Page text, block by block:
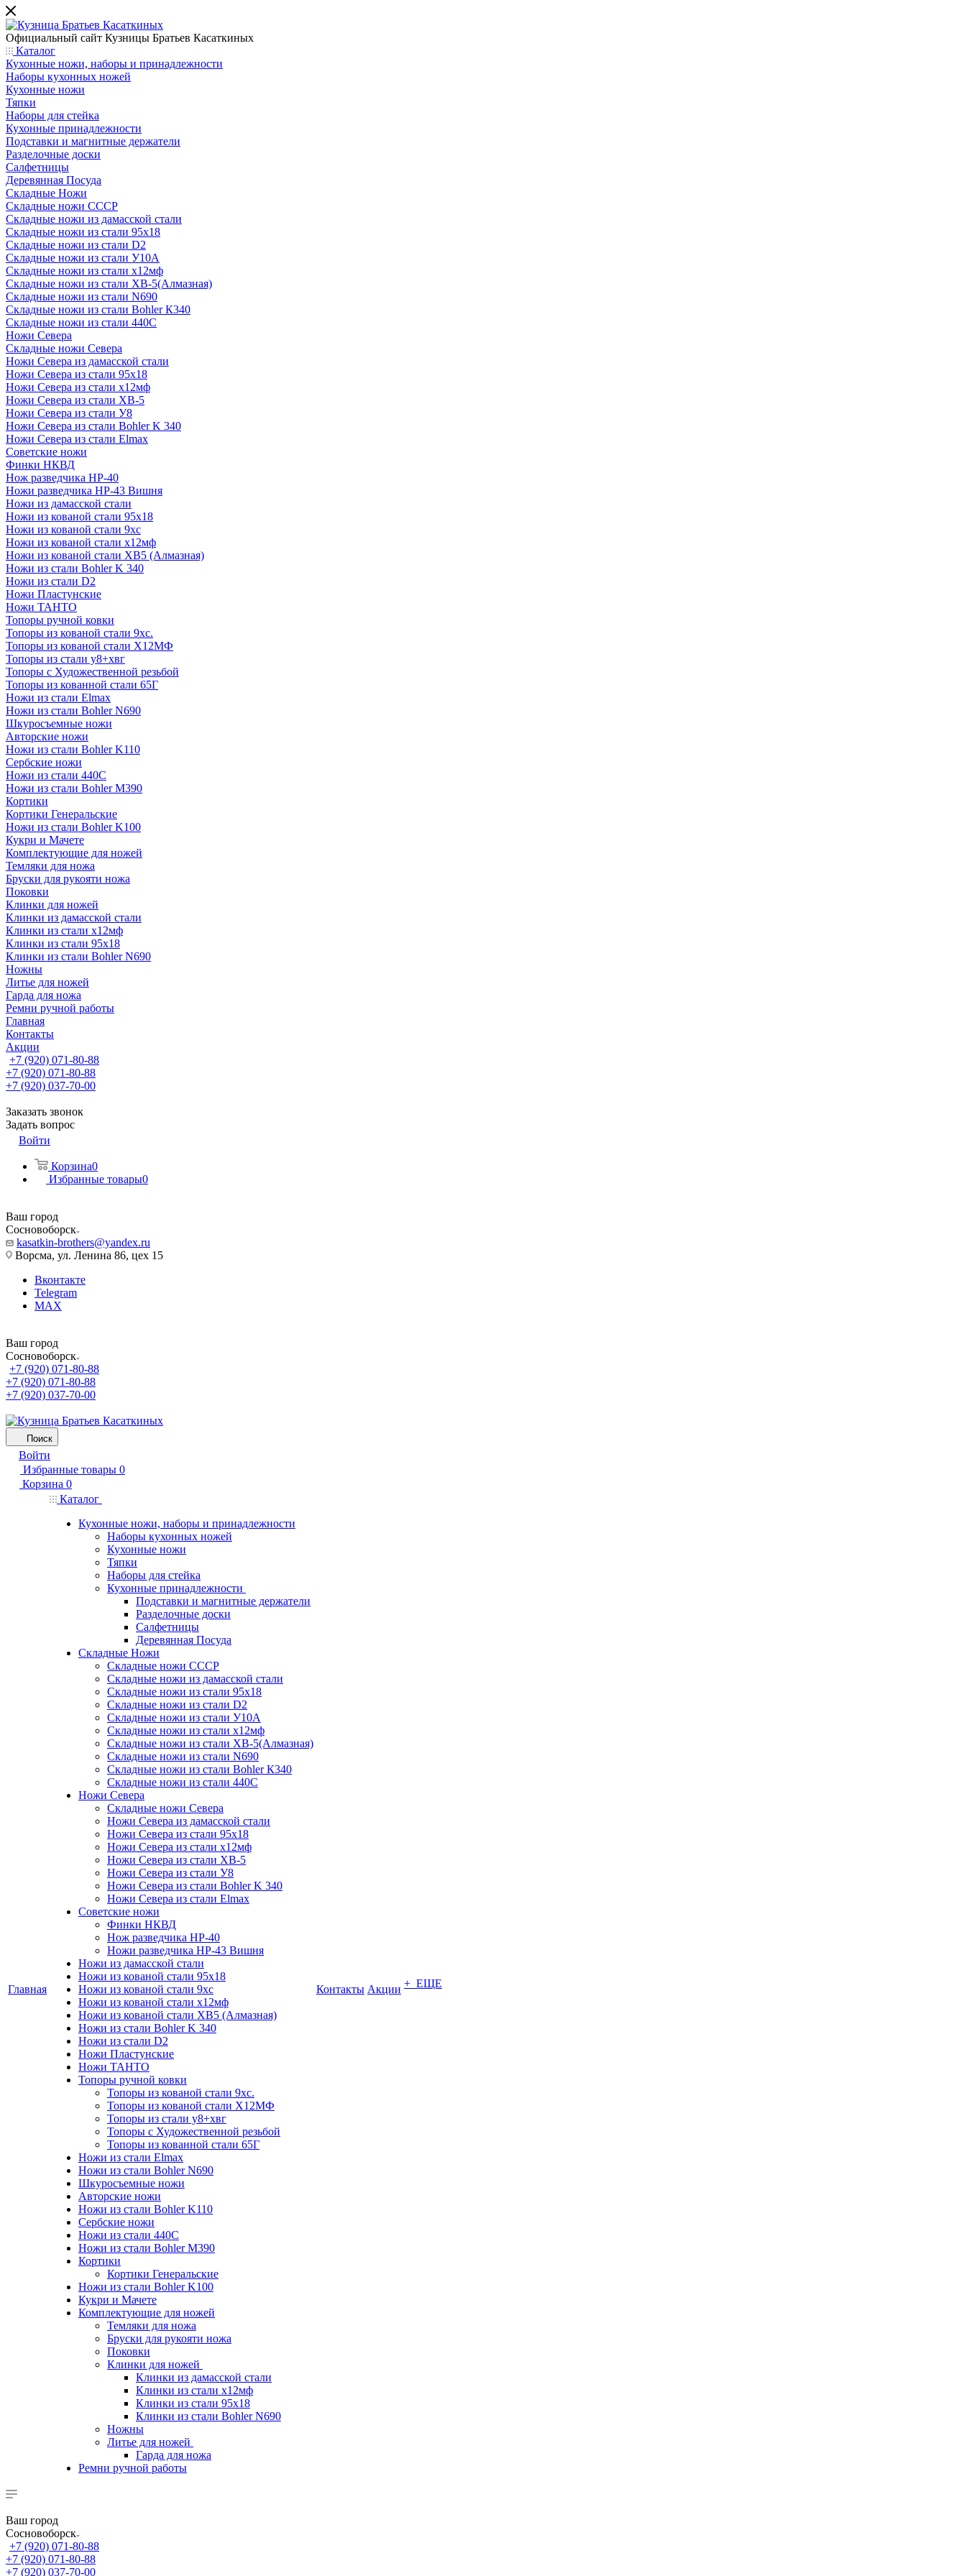
Официальный сайт Кузницы Братьев Касаткиных
Каталог
Кухонные ножи, наборы и принадлежности
Наборы кухонных ножей
Кухонные ножи
Тяпки
Наборы для стейка
Кухонные принадлежности
Подставки и магнитные держатели
Разделочные доски
Салфетницы
Деревянная Посуда
Складные Ножи
Cкладные ножи СССР
Складные ножи из дамасской стали
Складные ножи из стали 95х18
Складные ножи из стали D2
Складные ножи из стали У10А
Складные ножи из стали х12мф
Складные ножи из стали ХВ-5(Алмазная)
Складные ножи из стали N690
Складные ножи из стали Bohler К340
Складные ножи из стали 440С
Ножи Севера
Складные ножи Севера
Ножи Севера из дамасской стали
Ножи Севера из стали 95х18
Ножи Севера из стали х12мф
Ножи Севера из стали ХВ-5
Ножи Севера из стали У8
Ножи Севера из стали Bohler K 340
Ножи Севера из стали Elmax
Советские ножи
Финки НКВД
Нож разведчика НР-40
Ножи разведчика НР-43 Вишня
Ножи из дамасской стали
Ножи из кованой стали 95х18
Ножи из кованой стали 9хс
Ножи из кованой стали х12мф
Ножи из кованой стали ХВ5 (Алмазная)
Ножи из стали Bohler K 340
Ножи из стали D2
Ножи Пластунские
Ножи ТАНТО
Топоры ручной ковки
Топоры из кованой стали 9хс.
Топоры из кованой стали Х12МФ
Топоры из стали у8+хвг
Топоры с Художественной резьбой
Топоры из кованной стали 65Г
Ножи из стали Elmax
Ножи из стали Bohler N690
Шкуросъемные ножи
Авторские ножи
Ножи из стали Bohler K110
Сербские ножи
Ножи из стали 440С
Ножи из стали Bohler M390
Кортики
Кортики Генеральские
Ножи из стали Bohler K100
Кукри и Мачете
Комплектующие для ножей
Темляки для ножа
Бруски для рукояти ножа
Поковки
Клинки для ножей
Клинки из дамасской стали
Клинки из стали х12мф
Клинки из стали 95х18
Клинки из стали Bohler N690
Ножны
Литье для ножей
Гарда для ножа
Ремни ручной работы
Главная
Контакты
Акции
+7 (920) 071-80-88
+7 (920) 071-80-88
+7 (920) 037-70-00
Заказать звонок
Задать вопрос
Войти
Корзина0
Избранные товары0
Ваш город
Сосновоборск
kasatkin-brothers@yandex.ru
Ворсма, ул. Ленина 86, цех 15
Вконтакте
Telegram
MAX
Ваш город
Сосновоборск
+7 (920) 071-80-88
+7 (920) 071-80-88
+7 (920) 037-70-00
Поиск
Войти
Избранные товары 0
Корзина 0
Главная
Каталог
Кухонные ножи, наборы и принадлежности
Наборы кухонных ножей
Кухонные ножи
Тяпки
Наборы для стейка
Кухонные принадлежности
Подставки и магнитные держатели
Разделочные доски
Салфетницы
Деревянная Посуда
Складные Ножи
Cкладные ножи СССР
Складные ножи из дамасской стали
Складные ножи из стали 95х18
Складные ножи из стали D2
Складные ножи из стали У10А
Складные ножи из стали х12мф
Складные ножи из стали ХВ-5(Алмазная)
Складные ножи из стали N690
Складные ножи из стали Bohler К340
Складные ножи из стали 440С
Ножи Севера
Складные ножи Севера
Ножи Севера из дамасской стали
Ножи Севера из стали 95х18
Ножи Севера из стали х12мф
Ножи Севера из стали ХВ-5
Ножи Севера из стали У8
Ножи Севера из стали Bohler K 340
Ножи Севера из стали Elmax
Советские ножи
Финки НКВД
Нож разведчика НР-40
Ножи разведчика НР-43 Вишня
Ножи из дамасской стали
Ножи из кованой стали 95х18
Ножи из кованой стали 9хс
Ножи из кованой стали х12мф
Ножи из кованой стали ХВ5 (Алмазная)
Ножи из стали Bohler K 340
Ножи из стали D2
Ножи Пластунские
Ножи ТАНТО
Топоры ручной ковки
Топоры из кованой стали 9хс.
Топоры из кованой стали Х12МФ
Топоры из стали у8+хвг
Топоры с Художественной резьбой
Топоры из кованной стали 65Г
Ножи из стали Elmax
Ножи из стали Bohler N690
Шкуросъемные ножи
Авторские ножи
Ножи из стали Bohler K110
Сербские ножи
Ножи из стали 440С
Ножи из стали Bohler M390
Кортики
Кортики Генеральские
Ножи из стали Bohler K100
Кукри и Мачете
Комплектующие для ножей
Темляки для ножа
Бруски для рукояти ножа
Поковки
Клинки для ножей
Клинки из дамасской стали
Клинки из стали х12мф
Клинки из стали 95х18
Клинки из стали Bohler N690
Ножны
Литье для ножей
Гарда для ножа
Ремни ручной работы
Контакты Акции + ЕЩЕ
Ваш город
Сосновоборск
+7 (920) 071-80-88
+7 (920) 071-80-88
+7 (920) 037-70-00